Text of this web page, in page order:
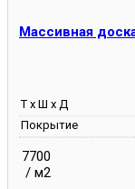
Массивная
Т х Ш х Д
Покрытие
7700
/ м2